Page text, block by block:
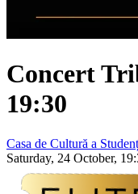
Concert
19:30
Casa de Cultură a
Saturday, 24 October,